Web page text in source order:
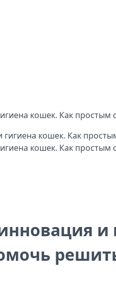
кошек. Как
кошек. Как